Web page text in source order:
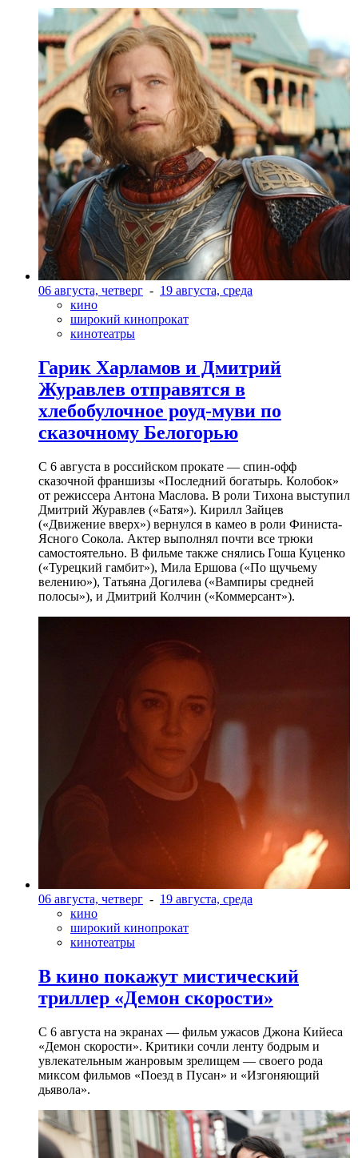
06 августа, четверг - 19 августа, среда
кино
широкий кинопрокат
кинотеатры
Гарик Харламов и Дмитрий
Журавлев отправятся в
хлебобулочное роуд-муви по
сказочному Белогорью
С 6 августа в российском прокате — спин-офф
сказочной франшизы «Последний богатырь. Колобок»
от режиссера Антона Маслова. В роли Тихона выступил
Дмитрий Журавлев («Батя»). Кирилл Зайцев
(«Движение вверх») вернулся в камео в роли Финиста-
Ясного Сокола. Актер выполнял почти все трюки
самостоятельно. В фильме также снялись Гоша Куценко
(«Турецкий гамбит»), Мила Ершова («По щучьему
велению»), Татьяна Догилева («Вампиры средней
полосы»), и Дмитрий Колчин («Коммерсант»).
06 августа, четверг - 19 августа, среда
кино
широкий кинопрокат
кинотеатры
В кино покажут мистический
триллер «Демон скорости»
С 6 августа на экранах — фильм ужасов Джона Кийеса
«Демон скорости». Критики сочли ленту бодрым и
увлекательным жанровым зрелищeм — своего рода
миксом фильмов «Поезд в Пусан» и «Изгоняющий
дьявола».